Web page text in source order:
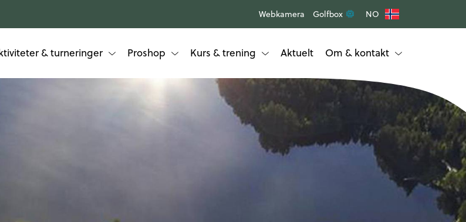
Webkamera Golfbox NO
& turneringer Proshop Kurs & trening Aktuelt Om & kontakt